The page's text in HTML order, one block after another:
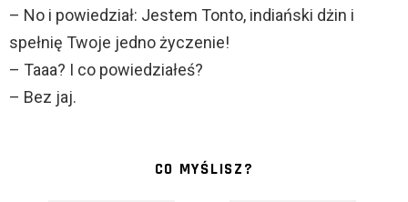
– No i powiedział: Jestem Tonto, indiański dżin i
spełnię Twoje jedno życzenie!
– Taaa? I co powiedziałeś?
– Bez jaj.
CO MYŚLISZ?